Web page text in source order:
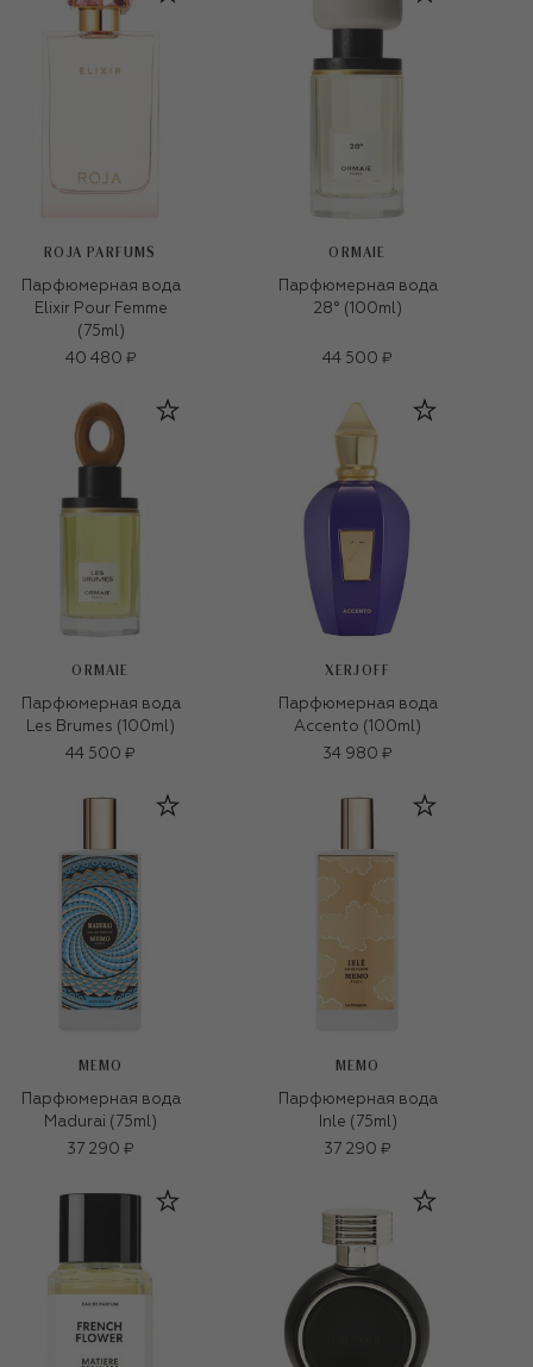
ROJA PARFUMS
Парфюмерная вода
Elixir Pour Femme
(75ml)
40 480 ₽
ORMAIE
Парфюмерная вода
28° (100ml)
44 500 ₽
ORMAIE
Парфюмерная вода
Les Brumes (100ml)
44 500 ₽
XERJOFF
Парфюмерная вода
Accento (100ml)
34 980 ₽
MEMO
Парфюмерная вода
Madurai (75ml)
37 290 ₽
MEMO
Парфюмерная вода
Inle (75ml)
37 290 ₽